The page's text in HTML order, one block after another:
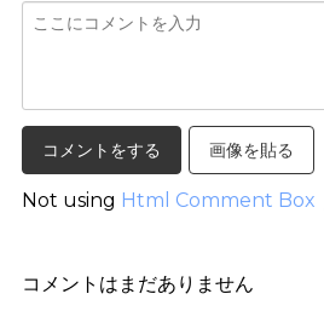
画像を貼る
Not using Html Comment Box
コメントはまだありません